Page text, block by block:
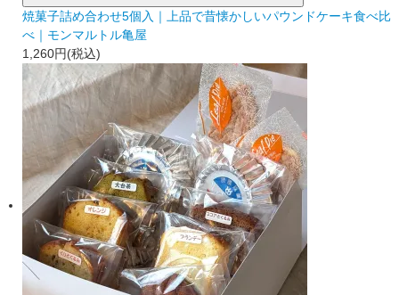
焼菓子詰め合わせ5個入｜上品で昔懐かしいパウンドケーキ食べ比
べ｜モンマルトル亀屋
1,260円(税込)